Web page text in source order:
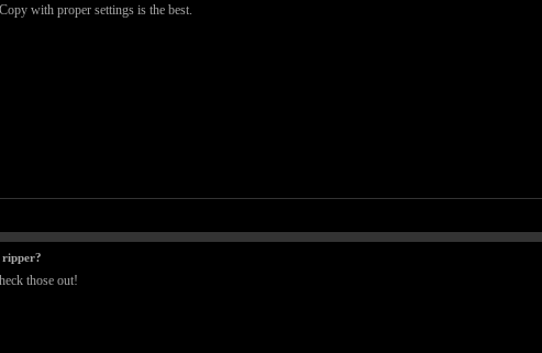
with proper settings is the best.
ripper?
those out!